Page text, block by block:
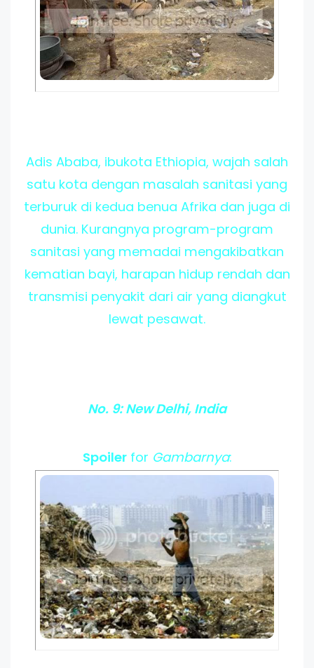
Adis Ababa, ibukota Ethiopia, wajah salah
satu kota dengan masalah sanitasi yang
terburuk di kedua benua Afrika dan juga di
dunia. Kurangnya program-program
sanitasi yang memadai mengakibatkan
kematian bayi, harapan hidup rendah dan
transmisi penyakit dari air yang diangkut
lewat pesawat.
No. 9: New Delhi, India
Spoilerfor Gambarnya: